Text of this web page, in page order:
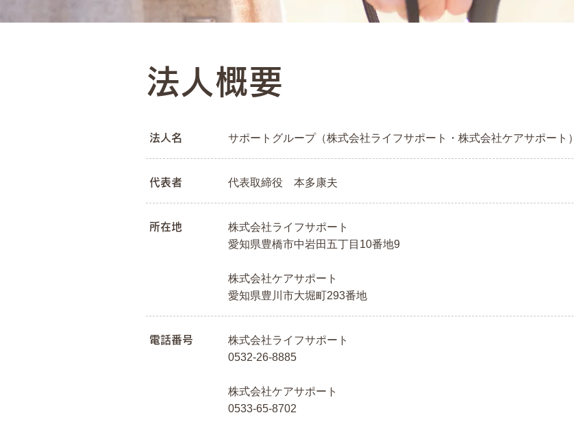
法人概要
法人名 サポートグループ（株式会社ライフサポート・株式会社ケアサポート）
代表者 代表取締役 本多康夫
所在地
株式会社ライフサポート
愛知県豊橋市中岩田五丁目10番地9
株式会社ケアサポート
愛知県豊川市大堀町293番地
電話番号
株式会社ライフサポート
0532-26-8885
株式会社ケアサポート
0533-65-8702